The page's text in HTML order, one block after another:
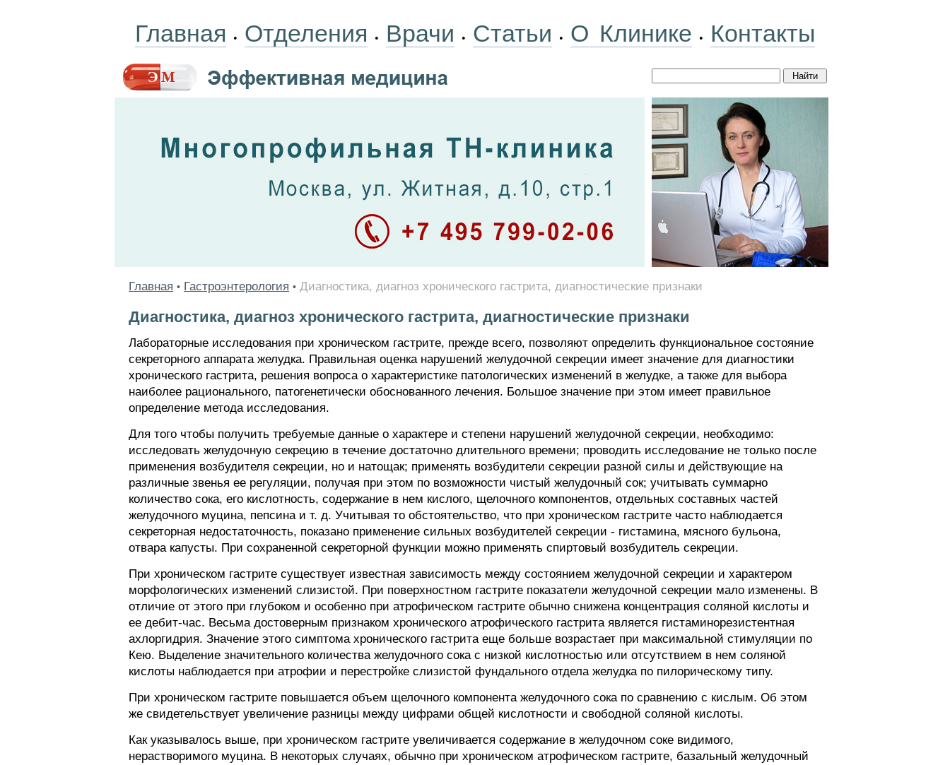
Главная • Отделения • Врачи • Статьи • О Клинике • Контакты
Главная • Гастроэнтерология • Диагностика, диагноз хронического гастрита, диагностические признаки
Диагностика, диагноз хронического гастрита, диагностические признаки
Лабораторные исследования при хроническом гастрите, прежде всего, позволяют определить функциональное состояние
секреторного аппарата желудка. Правильная оценка нарушений желудочной секреции имеет значение для диагностики
хронического гастрита, решения вопроса о характеристике патологических изменений в желудке, а также для выбора
наиболее рационального, патогенетически обоснованного лечения. Большое значение при этом имеет правильное
определение метода исследования.
Для того чтобы получить требуемые данные о характере и степени нарушений желудочной секреции, необходимо:
исследовать желудочную секрецию в течение достаточно длительного времени; проводить исследование не только после
применения возбудителя секреции, но и натощак; применять возбудители секреции разной силы и действующие на
различные звенья ее регуляции, получая при этом по возможности чистый желудочный сок; учитывать суммарно
количество сока, его кислотность, содержание в нем кислого, щелочного компонентов, отдельных составных частей
желудочного муцина, пепсина и т. д. Учитывая то обстоятельство, что при хроническом гастрите часто наблюдается
секреторная недостаточность, показано применение сильных возбудителей секреции - гистамина, мясного бульона,
отвара капусты. При сохраненной секреторной функции можно применять спиртовый возбудитель секреции.
При хроническом гастрите существует известная зависимость между состоянием желудочной секреции и характером
морфологических изменений слизистой. При поверхностном гастрите показатели желудочной секреции мало изменены. В
отличие от этого при глубоком и особенно при атрофическом гастрите обычно снижена концентрация соляной кислоты и
ее дебит-час. Весьма достоверным признаком хронического атрофического гастрита является гистаминорезистентная
ахлоргидрия. Значение этого симптома хронического гастрита еще больше возрастает при максимальной стимуляции по
Кею. Выделение значительного количества желудочного сока с низкой кислотностью или отсутствием в нем соляной
кислоты наблюдается при атрофии и перестройке слизистой фундального отдела желудка по пилорическому типу.
При хроническом гастрите повышается объем щелочного компонента желудочного сока по сравнению с кислым. Об этом
же свидетельствует увеличение разницы между цифрами общей кислотности и свободной соляной кислоты.
Как указывалось выше, при хроническом гастрите увеличивается содержание в желудочном соке видимого,
нерастворимого муцина. В некоторых случаях, обычно при хроническом атрофическом гастрите, базальный желудочный